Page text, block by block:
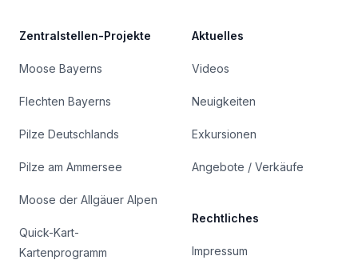
Zentralstellen-Projekte
Moose Bayerns
Flechten Bayerns
Pilze Deutschlands
Pilze am Ammersee
Moose der Allgäuer Alpen
Quick-Kart-
Kartenprogramm
Aktuelles
Videos
Neuigkeiten
Exkursionen
Angebote / Verkäufe
Rechtliches
Impressum